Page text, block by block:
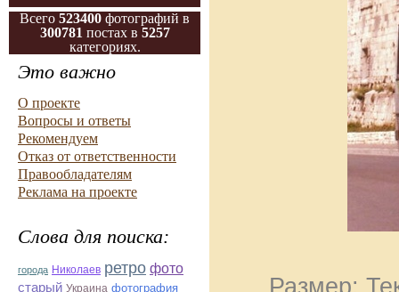
Всего 523400 фотографий в
300781 постах в 5257
категориях.
Это важно
О проекте
Вопросы и ответы
Рекомендуем
Отказ от ответственности
Правообладателям
Реклама на проекте
Слова для поиска:
города Николаев ретро фото
старый Украина фотография Размер: